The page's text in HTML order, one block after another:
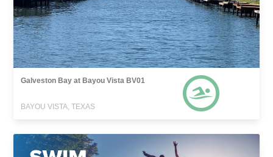
Galveston Bay at Bayou Vista BV01
BAYOU VISTA, TEXAS